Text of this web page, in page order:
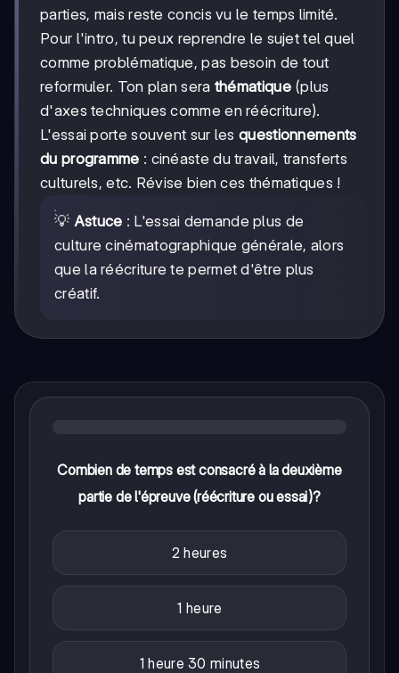
parties, mais reste concis vu le temps limité.
Pour l'intro, tu peux reprendre le sujet tel quel
comme problématique, pas besoin de tout
reformuler. Ton plan sera thématique(plus
d'axes techniques comme en réécriture).
L'essai porte souvent sur les questionnements
du programme : cinéaste du travail, transferts
culturels, etc. Révise bien ces thématiques !
💡 Astuce : L'essai demande plus de
culture cinématographique générale, alors
que la réécriture te permet d'être plus
créatif.
Combien de temps est consacré à la deuxième
partie de l'épreuve (réécriture ou essai)?
2 heures
1 heure
1 heure 30 minutes